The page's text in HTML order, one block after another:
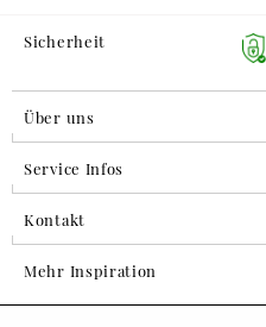
Sicherheit
Über uns
Service Infos
Kontakt
Mehr Inspiration